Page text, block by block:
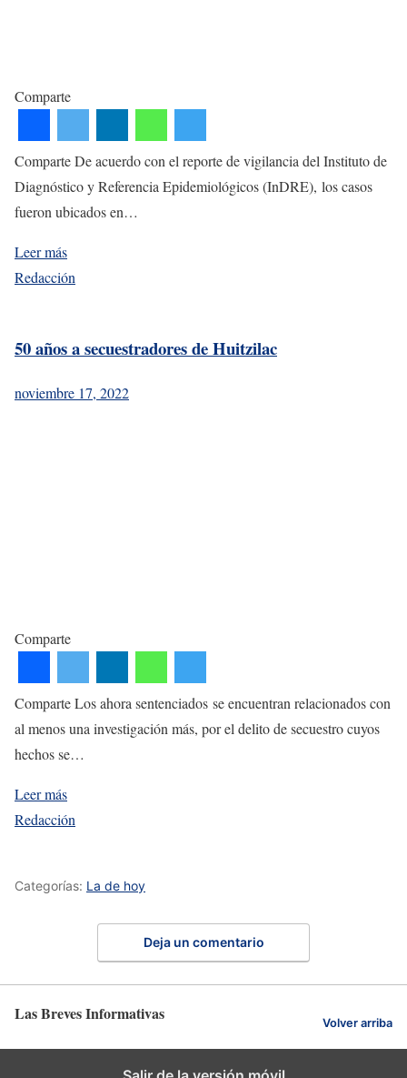
Comparte
Comparte De acuerdo con el reporte de vigilancia del Instituto de
Diagnóstico y Referencia Epidemiológicos (InDRE), los casos
fueron ubicados en…
Leer más
Redacción
50 años a secuestradores de Huitzilac
noviembre 17, 2022
Comparte
Comparte Los ahora sentenciados se encuentran relacionados con
al menos una investigación más, por el delito de secuestro cuyos
hechos se…
Leer más
Redacción
Categorías: La de hoy
Deja un comentario
Las Breves Informativas Volver arriba